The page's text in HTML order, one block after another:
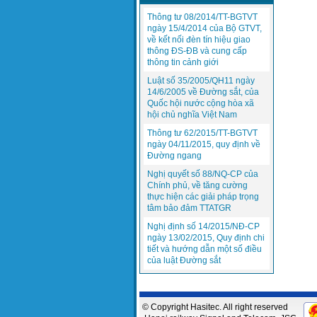
Thông tư 08/2014/TT-BGTVT
ngày 15/4/2014 của Bộ GTVT,
về kết nối đèn tín hiệu giao
thông ĐS-ĐB và cung cấp
thông tin cảnh giới
Luật số 35/2005/QH11 ngày
14/6/2005 về Đường sắt, của
Quốc hội nước cộng hòa xã
hội chủ nghĩa Việt Nam
Thông tư 62/2015/TT-BGTVT
ngày 04/11/2015, quy định về
Đường ngang
Nghị quyết số 88/NQ-CP của
Chính phủ, về tăng cường
thực hiện các giải pháp trọng
tâm bảo đảm TTATGR
Nghị định số 14/2015/NĐ-CP
ngày 13/02/2015, Quy định chi
tiết và hướng dẫn một số điều
của luật Đường sắt
© Copyright Hasitec. All right reserved